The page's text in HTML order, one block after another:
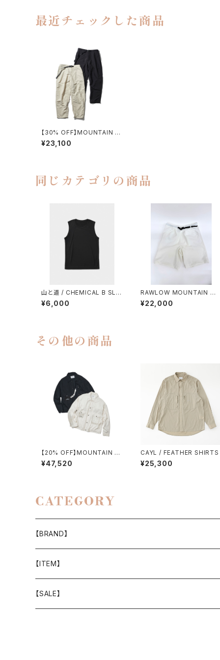
最近チェックした商品
【30% OFF】MOUNTAIN R
ESEARCH / ID PANTS
¥23,100
同じカテゴリの商品
山と道 / CHEMICAL B SLE
EVELESS（MEN）
¥6,000
RAWLOW MOUNTAIN
RKS / HIKER GURKHA PA
NTS
¥22,000
その他の商品
【20% OFF】MOUNTAIN RE
SEARCH / TYPE Ⅱ
¥47,520
CAYL / FEATHER SHIRTS
¥25,300
CATEGORY
【BRAND】
山と道
T-SHIRT
迷迭香
【ITEM】
WEAR
【SALE】